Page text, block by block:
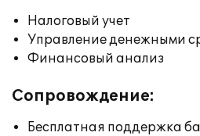
Налоговый учет
Управление денежными
Финансовый анализ
Сопровождение:
Бесплатная поддержка